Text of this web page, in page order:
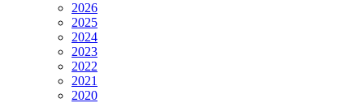
2026
2025
2024
2023
2022
2021
2020